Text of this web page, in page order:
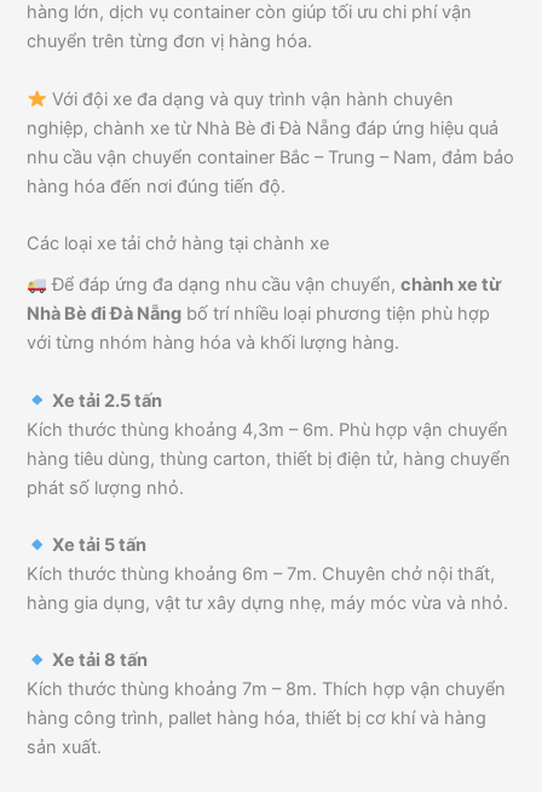
hàng lớn, dịch vụ container còn giúp tối ưu chi phí vận
chuyển trên từng đơn vị hàng hóa.
Với đội xe đa dạng và quy trình vận hành chuyên
nghiệp, chành xe từ Nhà Bè đi Đà Nẵng đáp ứng hiệu quả
nhu cầu vận chuyển container Bắc – Trung – Nam, đảm bảo
hàng hóa đến nơi đúng tiến độ.
Các loại xe tải chở hàng tại chành xe
Để đáp ứng đa dạng nhu cầu vận chuyển,chành xe từ
Nhà Bè đi Đà Nẵng bố trí nhiều loại phương tiện phù hợp
với từng nhóm hàng hóa và khối lượng hàng.
Xe tải 2.5 tấn
Kích thước thùng khoảng 4,3m – 6m. Phù hợp vận chuyển
hàng tiêu dùng, thùng carton, thiết bị điện tử, hàng chuyển
phát số lượng nhỏ.
Xe tải 5 tấn
Kích thước thùng khoảng 6m – 7m. Chuyên chở nội thất,
hàng gia dụng, vật tư xây dựng nhẹ, máy móc vừa và nhỏ.
Xe tải 8 tấn
Kích thước thùng khoảng 7m – 8m. Thích hợp vận chuyển
hàng công trình, pallet hàng hóa, thiết bị cơ khí và hàng
sản xuất.